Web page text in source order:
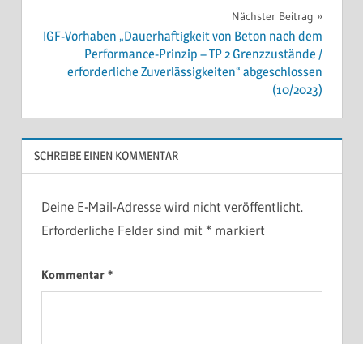
Nächster Beitrag
IGF-Vorhaben „Dauerhaftigkeit von Beton nach dem
Performance-Prinzip – TP 2 Grenzzustände /
erforderliche Zuverlässigkeiten“ abgeschlossen
(10/2023)
SCHREIBE EINEN KOMMENTAR
Deine E-Mail-Adresse wird nicht veröffentlicht.
Erforderliche Felder sind mit *markiert
Kommentar *